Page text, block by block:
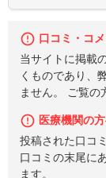
口コミ・コ
当サイトに掲載
くものであり、
ません。 ご覧の
医療機関の
投稿された口コ
口コミの末尾に
ます。